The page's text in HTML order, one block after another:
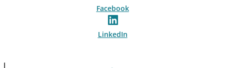
Facebook
LinkedIn